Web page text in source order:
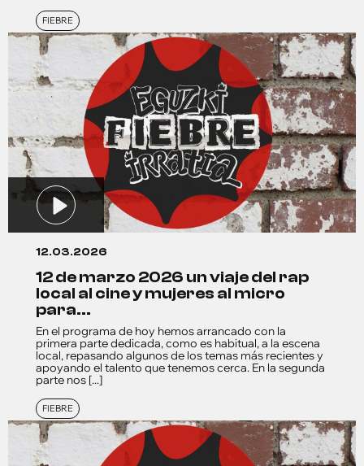
FIEBRE
12.03.2026
12 de marzo 2026 un viaje del rap
local al cine y mujeres al micro
para...
En el programa de hoy hemos arrancado con la
primera parte dedicada, como es habitual, a la escena
local, repasando algunos de los temas más recientes y
apoyando el talento que tenemos cerca. En la segunda
parte nos [...]
FIEBRE